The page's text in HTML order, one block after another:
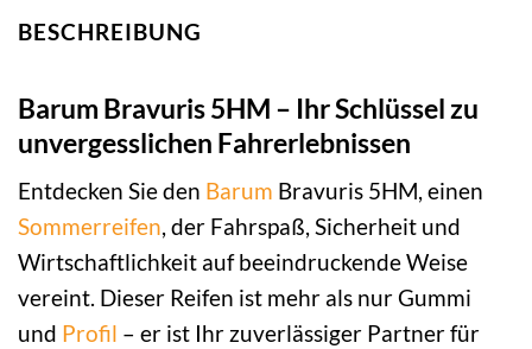
BESCHREIBUNG
Barum Bravuris 5HM – Ihr Schlüssel zu
unvergesslichen Fahrerlebnissen
Entdecken Sie den Barum Bravuris 5HM, einen
Sommerreifen, der Fahrspaß, Sicherheit und
Wirtschaftlichkeit auf beeindruckende Weise
vereint. Dieser Reifen ist mehr als nur Gummi
und Profil – er ist Ihr zuverlässiger Partner für